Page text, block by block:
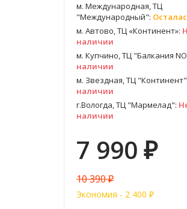
м. Международная, ТЦ
"Международный":
м. Автово, ТЦ «Континент»:
наличии
м. Купчино, ТЦ "Балкания
наличии
м. Звездная, ТЦ
наличии
г.Вологда, ТЦ "Мармелад":
наличии
7 990 ₽
10 390₽
Экономия - 2 400 ₽